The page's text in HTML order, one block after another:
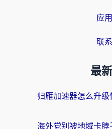
应
联
最